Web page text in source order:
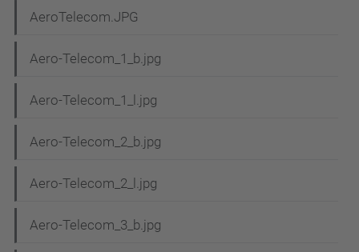
AeroTelecom.JPG
Aero-Telecom_1_b.jpg
Aero-Telecom_1_l.jpg
Aero-Telecom_2_b.jpg
Aero-Telecom_2_l.jpg
Aero-Telecom_3_b.jpg